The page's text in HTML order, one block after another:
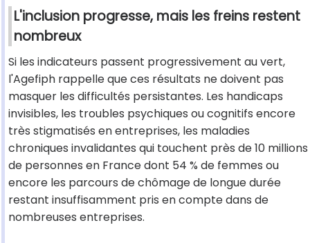
L'inclusion progresse, mais les freins restent
nombreux
Si les indicateurs passent progressivement au vert,
l'Agefiph rappelle que ces résultats ne doivent pas
masquer les difficultés persistantes. Les handicaps
invisibles, les troubles psychiques ou cognitifs encore
très stigmatisés en entreprises, les maladies
chroniques invalidantes qui touchent près de 10 millions
de personnes en France dont 54 % de femmes ou
encore les parcours de chômage de longue durée
restant insuffisamment pris en compte dans de
nombreuses entreprises.